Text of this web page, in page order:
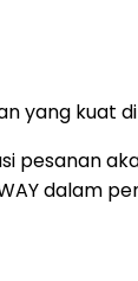
yang kuat
dalam